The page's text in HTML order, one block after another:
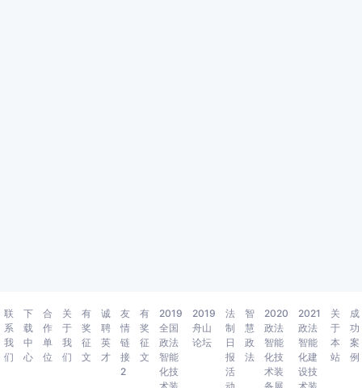
联
系
我
们
下
载
中
心
合
作
单
位
关
于
我
们
有
奖
征
文
诚
聘
英
才
友
情
链
接
2
有
奖
征
文
2019
全国
政法
智能
化技
2019
舟山
论坛
法
制
日
报
活
智
慧
政
法
2020
政法
智能
化技
术装
2021
政法
智能
化建
设技
关
于
本
站
成
功
案
例